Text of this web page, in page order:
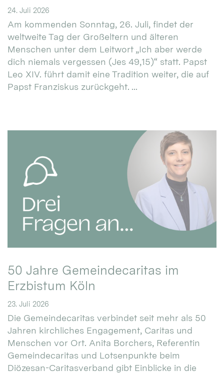
24. Juli 2026
Am kommenden Sonntag, 26. Juli, findet der
weltweite Tag der Großeltern und älteren
Menschen unter dem Leitwort „Ich aber werde
dich niemals vergessen (Jes 49,15)“ statt. Papst
Leo XIV. führt damit eine Tradition weiter, die auf
Papst Franziskus zurückgeht. ...
50 Jahre Gemeindecaritas im
Erzbistum Köln
23. Juli 2026
Die Gemeindecaritas verbindet seit mehr als 50
Jahren kirchliches Engagement, Caritas und
Menschen vor Ort. Anita Borchers, Referentin
Gemeindecaritas und Lotsenpunkte beim
Diözesan-Caritasverband gibt Einblicke in die